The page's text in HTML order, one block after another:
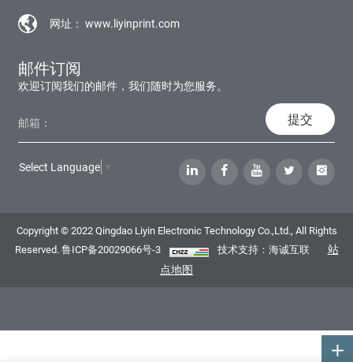
网址：www.liyinprint.com
邮件订阅
欢迎订阅我们的邮件，我们随时为您服务。
提交
Select Language
Copyright © 2022 Qingdao Liyin Electronic Technology Co.,Ltd., All Rights
Reserved.鲁ICP备20029066号-3 技术支持：海诚互联
站
点地图